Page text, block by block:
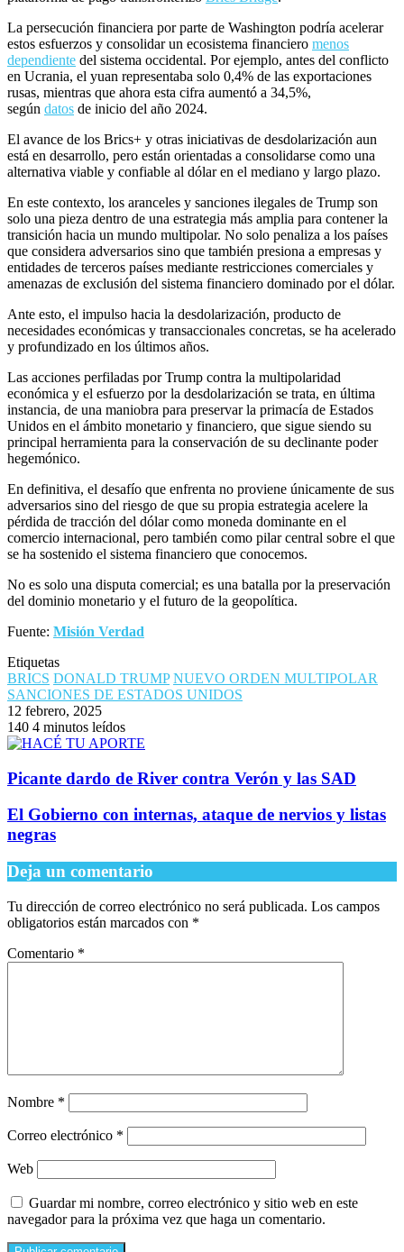
La persecución financiera por parte de Washington podría acelerar
estos esfuerzos y consolidar un ecosistema financiero menos
dependiente del sistema occidental. Por ejemplo, antes del conflicto
en Ucrania, el yuan representaba solo 0,4% de las exportaciones
rusas, mientras que ahora esta cifra aumentó a 34,5%,
según datos de inicio del año 2024.
El avance de los Brics+ y otras iniciativas de desdolarización aun
está en desarrollo, pero están orientadas a consolidarse como una
alternativa viable y confiable al dólar en el mediano y largo plazo.
En este contexto, los aranceles y sanciones ilegales de Trump son
solo una pieza dentro de una estrategia más amplia para contener la
transición hacia un mundo multipolar. No solo penaliza a los países
que considera adversarios sino que también presiona a empresas y
entidades de terceros países mediante restricciones comerciales y
amenazas de exclusión del sistema financiero dominado por el dólar.
Ante esto, el impulso hacia la desdolarización, producto de
necesidades económicas y transaccionales concretas, se ha acelerado
y profundizado en los últimos años.
Las acciones perfiladas por Trump contra la multipolaridad
económica y el esfuerzo por la desdolarización se trata, en última
instancia, de una maniobra para preservar la primacía de Estados
Unidos en el ámbito monetario y financiero, que sigue siendo su
principal herramienta para la conservación de su declinante poder
hegemónico.
En definitiva, el desafío que enfrenta no proviene únicamente de sus
adversarios sino del riesgo de que su propia estrategia acelere la
pérdida de tracción del dólar como moneda dominante en el
comercio internacional, pero también como pilar central sobre el que
se ha sostenido el sistema financiero que conocemos.
No es solo una disputa comercial; es una batalla por la preservación
del dominio monetario y el futuro de la geopolítica.
Fuente: Misión Verdad
Etiquetas
BRICS DONALD TRUMP NUEVO ORDEN MULTIPOLAR
SANCIONES DE ESTADOS UNIDOS
12 febrero, 2025
140 4 minutos leídos
Picante dardo de River contra Verón y las SAD
El Gobierno con internas, ataque de nervios y listas
negras
Deja un comentario
Tu dirección de correo electrónico no será publicada. Los campos
obligatorios están marcados con *
Comentario *
Nombre *
Correo electrónico *
Web
Guardar mi nombre, correo electrónico y sitio web en este
navegador para la próxima vez que haga un comentario.